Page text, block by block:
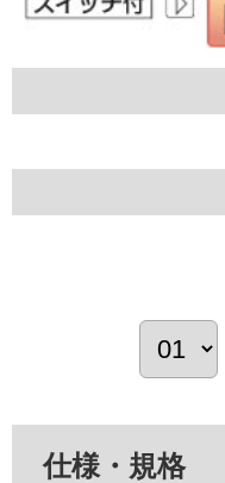
仕様・規格